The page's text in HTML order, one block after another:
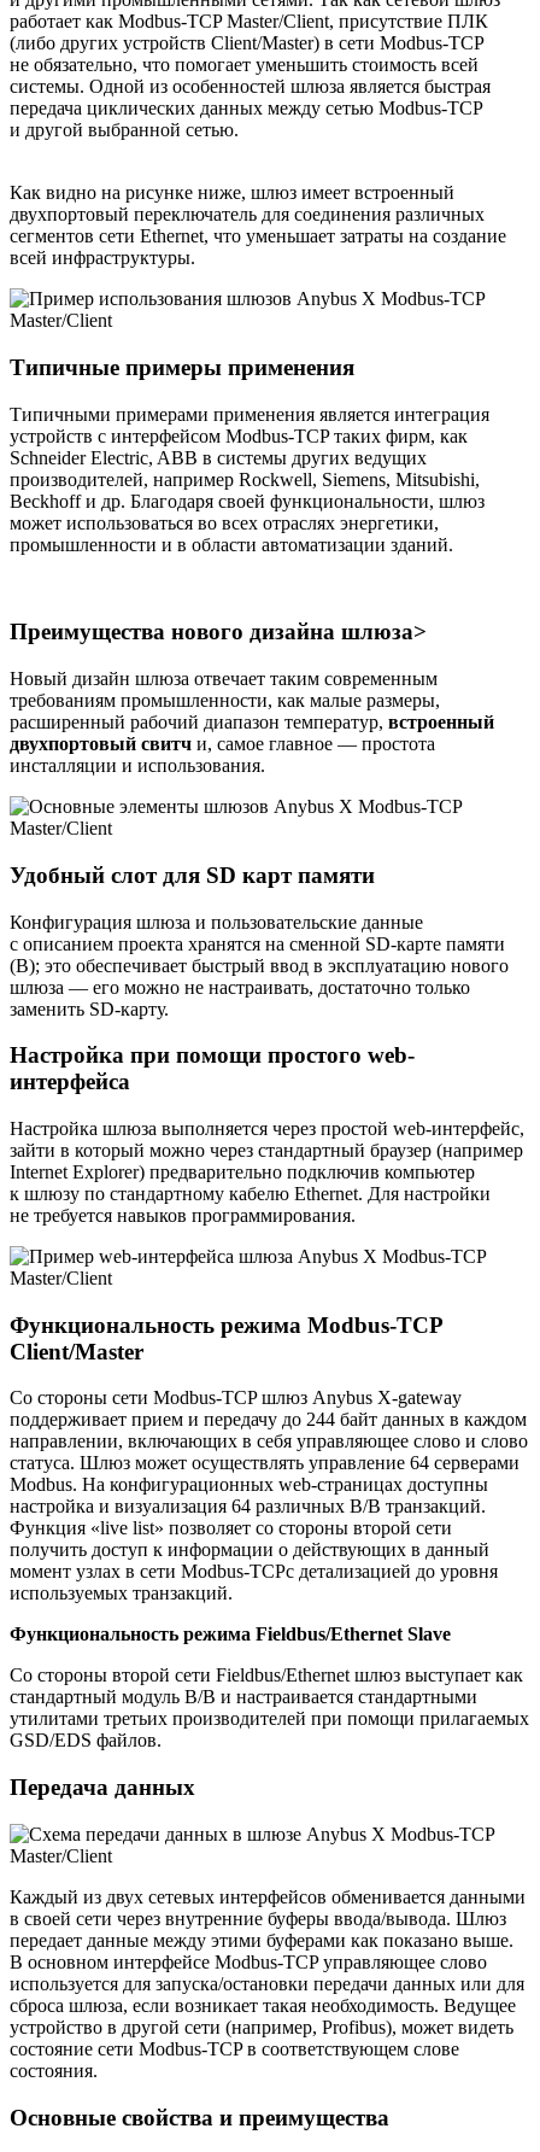
работает как Modbus-TCP Master/Client, присутствие ПЛК
(либо других устройств Client/Master) в сети Modbus-TCP
не обязательно, что помогает уменьшить стоимость всей
системы. Одной из особенностей шлюза является быстрая
передача циклических данных между сетью Modbus-TCP
и другой выбранной сетью.
Как видно на рисунке ниже, шлюз имеет встроенный
двухпортовый переключатель для соединения различных
сегментов сети Ethernet, что уменьшает затраты на создание
всей инфраструктуры.
Типичные примеры применения
Типичными примерами применения является интеграция
устройств с интерфейсом Modbus-TCP таких фирм, как
Schneider Electric, ABB в системы других ведущих
производителей, например Rockwell, Siemens, Mitsubishi,
Beckhoff и др. Благодаря своей функциональности, шлюз
может использоваться во всех отраслях энергетики,
промышленности и в области автоматизации зданий.
Преимущества нового дизайна шлюза>
Новый дизайн шлюза отвечает таким современным
требованиям промышленности, как малые размеры,
расширенный рабочий диапазон температур, встроенный
двухпортовый свитч и, самое главное — простота
инсталляции и использования.
Удобный слот для SD карт памяти
Конфигурация шлюза и пользовательские данные
с описанием проекта хранятся на сменной SD-карте памяти
(В); это обеспечивает быстрый ввод в эксплуатацию нового
шлюза — его можно не настраивать, достаточно только
заменить SD-карту.
Настройка при помощи простого web-
интерфейса
Настройка шлюза выполняется через простой web-интерфейс,
зайти в который можно через стандартный браузер (например
Internet Explorer) предварительно подключив компьютер
к шлюзу по стандартному кабелю Ethernet. Для настройки
не требуется навыков программирования.
Функциональность режима Modbus-TCP
Client/Master
Со стороны сети Modbus-TCP шлюз Anybus X-gateway
поддерживает прием и передачу до 244 байт данных в каждом
направлении, включающих в себя управляющее слово и слово
статуса. Шлюз может осуществлять управление 64 серверами
Modbus. На конфигурационных web-страницах доступны
настройка и визуализация 64 различных В/В транзакций.
Функция «live list» позволяет со стороны второй сети
получить доступ к информации о действующих в данный
момент узлах в сети Modbus-TCPс детализацией до уровня
используемых транзакций.
Функциональность режима Fieldbus/Ethernet Slave
Со стороны второй сети Fieldbus/Ethernet шлюз выступает как
стандартный модуль В/В и настраивается стандартными
утилитами третьих производителей при помощи прилагаемых
GSD/EDS файлов.
Передача данных
Каждый из двух сетевых интерфейсов обменивается данными
в своей сети через внутренние буферы ввода/вывода. Шлюз
передает данные между этими буферами как показано выше.
В основном интерфейсе Modbus-TCP управляющее слово
используется для запуска/остановки передачи данных или для
сброса шлюза, если возникает такая необходимость. Ведущее
устройство в другой сети (например, Profibus), может видеть
состояние сети Modbus-TCP в соответствующем слове
состояния.
Основные свойства и преимущества